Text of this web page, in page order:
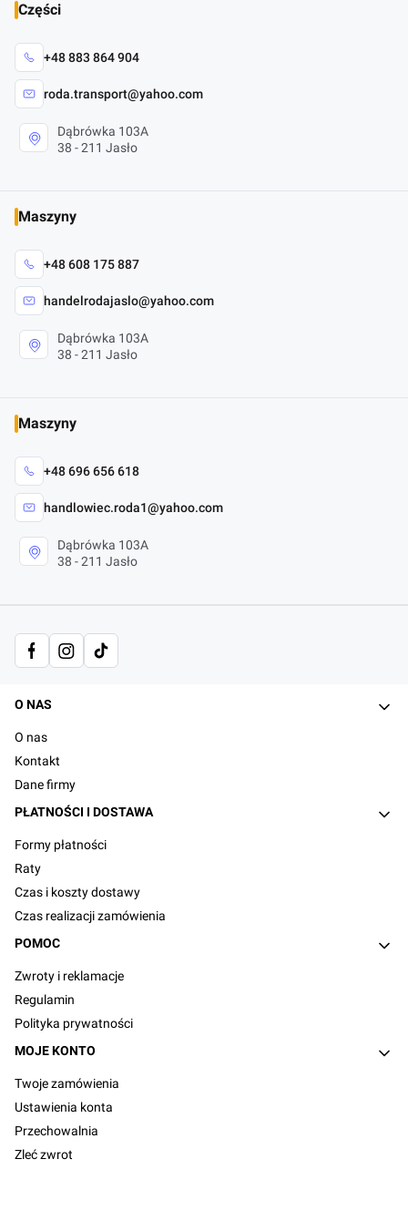
Części
+48 883 864 904
roda.transport@yahoo.com
Dąbrówka 103A
38 - 211 Jasło
Maszyny
+48 608 175 887
handelrodajaslo@yahoo.com
Dąbrówka 103A
38 - 211 Jasło
Maszyny
+48 696 656 618
handlowiec.roda1@yahoo.com
Dąbrówka 103A
38 - 211 Jasło
Linki w stopce
O NAS
O nas
Kontakt
Dane firmy
PŁATNOŚCI I DOSTAWA
Formy płatności
Raty
Czas i koszty dostawy
Czas realizacji zamówienia
POMOC
Zwroty i reklamacje
Regulamin
Polityka prywatności
MOJE KONTO
Twoje zamówienia
Ustawienia konta
Przechowalnia
Zleć zwrot